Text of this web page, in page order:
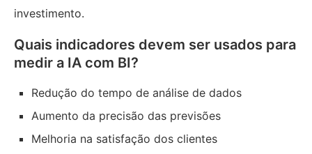
investimento.
Quais indicadores devem ser usados para
medir a IA com BI?
Redução do tempo de análise de dados
Aumento da precisão das previsões
Melhoria na satisfação dos clientes